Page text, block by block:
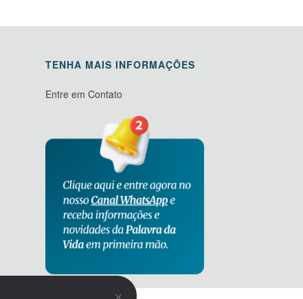
TENHA MAIS INFORMAÇÕES
Entre em Contato